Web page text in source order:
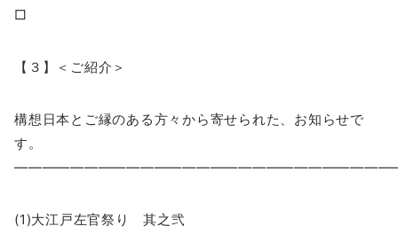
□
【３】＜ご紹介＞
構想日本とご縁のある方々から寄せられた、お知らせで
す。
(1)大江戸左官祭り 其之弐